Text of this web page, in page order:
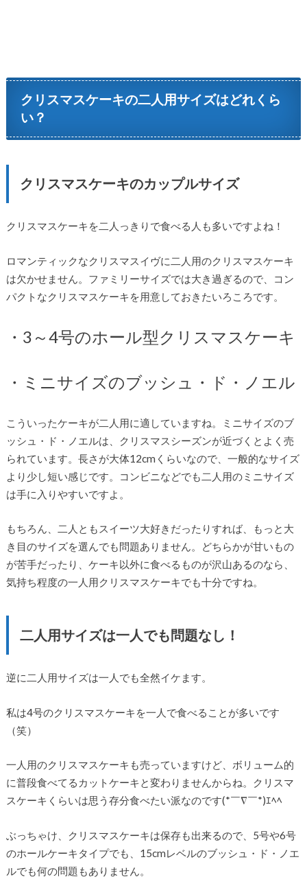
クリスマスケーキの二人用サイズはどれくら
い？
クリスマスケーキのカップルサイズ
クリスマスケーキを二人っきりで食べる人も多いですよね！
ロマンティックなクリスマスイヴに二人用のクリスマスケーキ
は欠かせません。ファミリーサイズでは大き過ぎるので、コン
パクトなクリスマスケーキを用意しておきたいろころです。
・3～4号のホール型クリスマスケーキ
・ミニサイズのブッシュ・ド・ノエル
こういったケーキが二人用に適していますね。ミニサイズのブ
ッシュ・ド・ノエルは、クリスマスシーズンが近づくとよく売
られています。長さが大体12cmくらいなので、一般的なサイズ
より少し短い感じです。コンビニなどでも二人用のミニサイズ
は手に入りやすいですよ。
もちろん、二人ともスイーツ大好きだったりすれば、もっと大
き目のサイズを選んでも問題ありません。どちらかが甘いもの
が苦手だったり、ケーキ以外に食べるものが沢山あるのなら、
気持ち程度の一人用クリスマスケーキでも十分ですね。
二人用サイズは一人でも問題なし！
逆に二人用サイズは一人でも全然イケます。
私は4号のクリスマスケーキを一人で食べることが多いです
（笑）
一人用のクリスマスケーキも売っていますけど、ボリューム的
に普段食べてるカットケーキと変わりませんからね。クリスマ
スケーキくらいは思う存分食べたい派なのです(*￣∇￣*)ｴﾍﾍ
ぶっちゃけ、クリスマスケーキは保存も出来るので、5号や6号
のホールケーキタイプでも、15cmレベルのブッシュ・ド・ノエ
ルでも何の問題もありません。